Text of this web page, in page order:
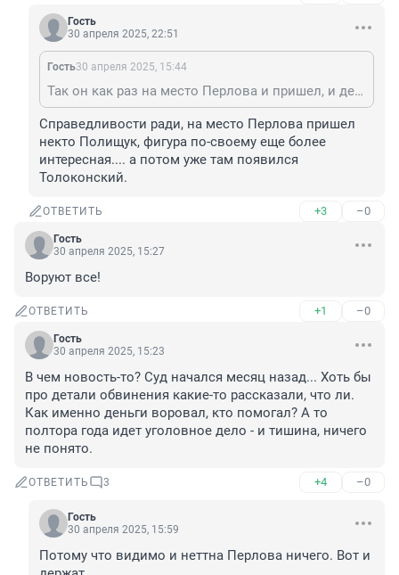
Гость
30 апреля 2025, 22:51
Гость30 апреля 2025, 15:44
Так он как раз на место Перлова и пришел, и дело на него завел
Справедливости ради, на место Перлова пришел
некто Полищук, фигура по-своему еще более
интересная.... а потом уже там появился
Толоконский.
ОТВЕТИТЬ +3 –0
Гость
30 апреля 2025, 15:27
Воруют все!
ОТВЕТИТЬ +1 –0
Гость
30 апреля 2025, 15:23
В чем новость-то? Суд начался месяц назад... Хоть бы
про детали обвинения какие-то рассказали, что ли.
Как именно деньги воровал, кто помогал? А то
полтора года идет уголовное дело - и тишина, ничего
не понято.
ОТВЕТИТЬ 3 +4 –0
Гость
30 апреля 2025, 15:59
Потому что видимо и неттна Перлова ничего. Вот и